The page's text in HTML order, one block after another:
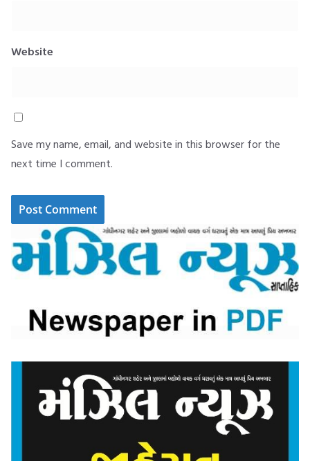
Website
Save my name, email, and website in this browser for the
next time I comment.